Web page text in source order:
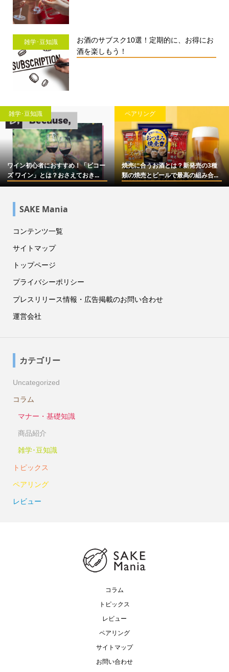
雑学･豆知識
お酒のサブスク10選！定期的に、お得にお
酒を楽しもう！
雑学･豆知識
ワイン初心者におすすめ！「ビコー
ズ ワイン」とは？おさえておき...
ペアリング
焼売に合うお酒とは？新発売の3種
類の焼売とビールで最高の組み合...
SAKE Mania
コンテンツ一覧
サイトマップ
トップページ
プライバシーポリシー
プレスリリース情報・広告掲載のお問い合わせ
運営会社
カテゴリー
Uncategorized
コラム
マナー・基礎知識
商品紹介
雑学･豆知識
トピックス
ペアリング
レビュー
コラム
トピックス
レビュー
ペアリング
サイトマップ
お問い合わせ